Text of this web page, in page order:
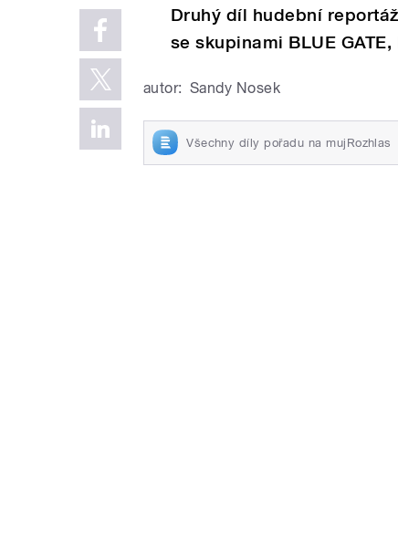
Druhý díl hudební
se skupinami BLUE GATE,
autor: Sandy Nosek
Všechny díly pořadu na mujRozhlas